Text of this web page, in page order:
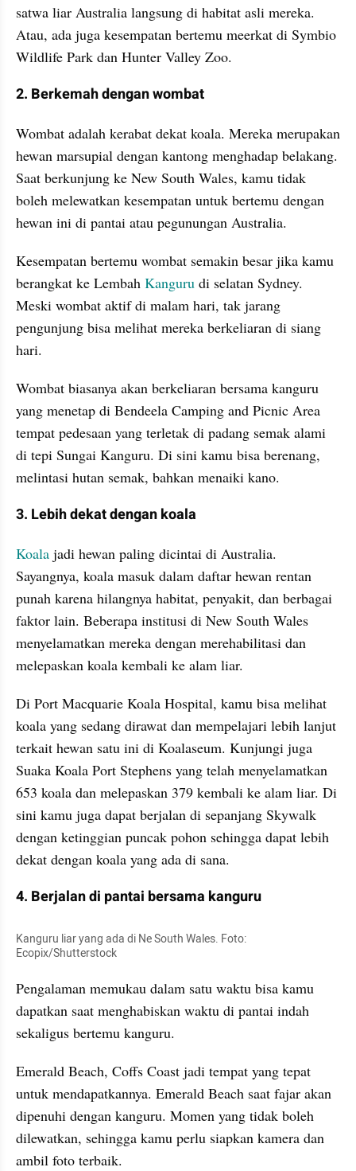
satwa liar Australia langsung di habitat asli mereka.
Atau, ada juga kesempatan bertemu meerkat di Symbio
Wildlife Park dan Hunter Valley Zoo.
2. Berkemah dengan wombat
Wombat adalah kerabat dekat koala. Mereka merupakan
hewan marsupial dengan kantong menghadap belakang.
Saat berkunjung ke New South Wales, kamu tidak
boleh melewatkan kesempatan untuk bertemu dengan
hewan ini di pantai atau pegunungan Australia.
Kesempatan bertemu wombat semakin besar jika kamu
berangkat ke Lembah Kanguru di selatan Sydney.
Meski wombat aktif di malam hari, tak jarang
pengunjung bisa melihat mereka berkeliaran di siang
hari.
Wombat biasanya akan berkeliaran bersama kanguru
yang menetap di Bendeela Camping and Picnic Area
tempat pedesaan yang terletak di padang semak alami
di tepi Sungai Kanguru. Di sini kamu bisa berenang,
melintasi hutan semak, bahkan menaiki kano.
3. Lebih dekat dengan koala
Koala jadi hewan paling dicintai di Australia.
Sayangnya, koala masuk dalam daftar hewan rentan
punah karena hilangnya habitat, penyakit, dan berbagai
faktor lain. Beberapa institusi di New South Wales
menyelamatkan mereka dengan merehabilitasi dan
melepaskan koala kembali ke alam liar.
Di Port Macquarie Koala Hospital, kamu bisa melihat
koala yang sedang dirawat dan mempelajari lebih lanjut
terkait hewan satu ini di Koalaseum. Kunjungi juga
Suaka Koala Port Stephens yang telah menyelamatkan
653 koala dan melepaskan 379 kembali ke alam liar. Di
sini kamu juga dapat berjalan di sepanjang Skywalk
dengan ketinggian puncak pohon sehingga dapat lebih
dekat dengan koala yang ada di sana.
4. Berjalan di pantai bersama kanguru
Kanguru liar yang ada di Ne South Wales. Foto:
Ecopix/Shutterstock
Pengalaman memukau dalam satu waktu bisa kamu
dapatkan saat menghabiskan waktu di pantai indah
sekaligus bertemu kanguru.
Emerald Beach, Coffs Coast jadi tempat yang tepat
untuk mendapatkannya. Emerald Beach saat fajar akan
dipenuhi dengan kanguru. Momen yang tidak boleh
dilewatkan, sehingga kamu perlu siapkan kamera dan
ambil foto terbaik.